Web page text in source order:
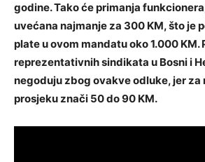
godine. Tako će primanja
uvećana najmanje za 300 KM, što je
plate u ovom mandatu oko 1.000
reprezentativnih sindikata u Bosni i
negoduju zbog ovakve odluke, jer za
prosjeku znači 50 do 90 KM.